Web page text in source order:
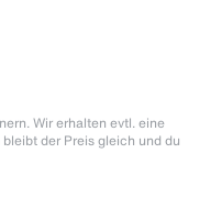
Wir erhalten evtl. eine
der Preis gleich und du